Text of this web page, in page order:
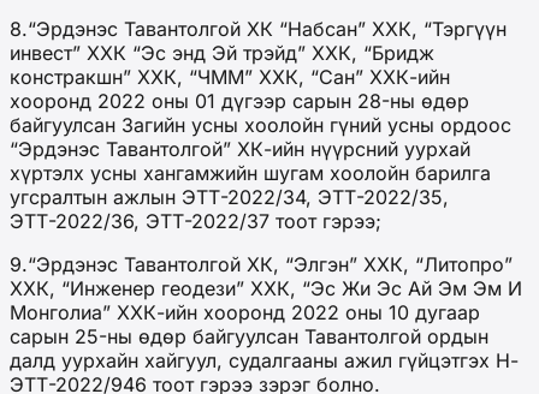
8.“Эрдэнэс Тавантолгой ХК “Набсан” ХХК, “Тэргүүн
инвест” ХХК “Эс энд Эй трэйд” ХХК, “Бридж
констракшн” ХХК, “ЧММ” ХХК, “Сан” ХХК-ийн
хооронд 2022 оны 01 дүгээр сарын 28-ны өдөр
байгуулсан Загийн усны хоолойн гүний усны ордоос
“Эрдэнэс Тавантолгой” ХК-ийн нүүрсний уурхай
хүртэлх усны хангамжийн шугам хоолойн барилга
угсралтын ажлын ЭТТ-2022/34, ЭТТ-2022/35,
ЭТТ-2022/36, ЭТТ-2022/37 тоот гэрээ;
9.“Эрдэнэс Тавантолгой ХК, “Элгэн” ХХК, “Литопро”
ХХК, “Инженер геодези” ХХК, “Эс Жи Эс Ай Эм Эм И
Монголиа” ХХК-ийн хооронд 2022 оны 10 дугаар
сарын 25-ны өдөр байгуулсан Тавантолгой ордын
далд уурхайн хайгуул, судалгааны ажил гүйцэтгэх Н-
ЭТТ-2022/946 тоот гэрээ зэрэг болно.